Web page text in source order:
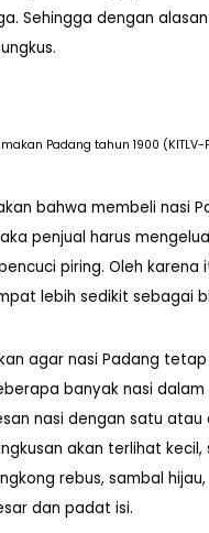
Sehingga dengan
Padang tahun 1900 (KITLV-
bahwa membeli nasi
penjual harus
piring. Oleh karena
lebih sedikit sebagai
agar nasi Padang
banyak nasi dalam
nasi dengan satu
akan terlihat
rebus, sambal
dan padat isi.